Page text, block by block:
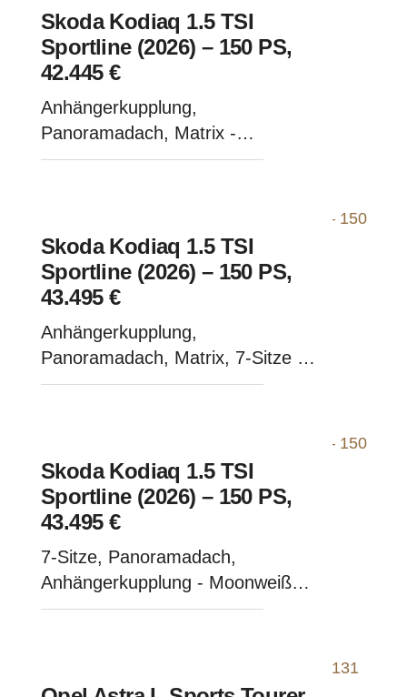
Skoda Kodiaq 1.5 TSI
Sportline (2026) – 150 PS,
42.445 €
Anhängerkupplung,
Panoramadach, Matrix -
Moonweiß-Metallic
Skoda Kodiaq 1.5 TSI
Sportline (2026) – 150 PS,
43.495 €
Anhängerkupplung,
Panoramadach, Matrix, 7-Sitze -
Graphite Grau Metallic
Skoda Kodiaq 1.5 TSI
Sportline (2026) – 150 PS,
43.495 €
7-Sitze, Panoramadach,
Anhängerkupplung - Moonweiß
Metallic